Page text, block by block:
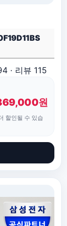
· 리뷰 115
원
할인될 수 있습